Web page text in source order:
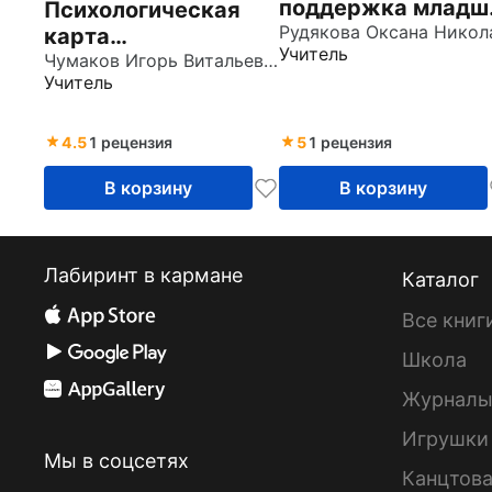
Психологическая
карта
обучающегося
группы риска.
сопровождение.
ФГОС
Чумаков Игорь Витальевич
Учитель
4.51 рецензия
В корзину
поддержка
школьников.
Программы,
Учитель
51 рецензия
В корзину
Лабиринт в кармане
Мы в соцсетях
Каталог
Все
Школа
Журналы
Игрушки